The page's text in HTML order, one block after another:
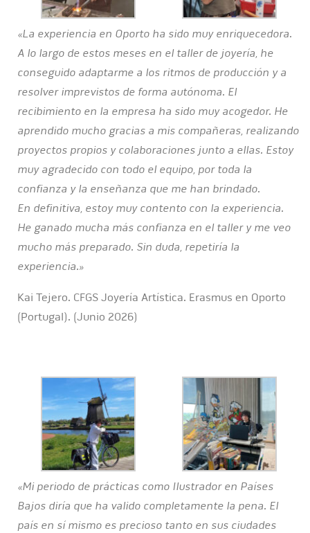
«La experiencia en Oporto ha sido muy enriquecedora.
A lo largo de estos meses en el taller de joyería, he
conseguido adaptarme a los ritmos de producción y a
resolver imprevistos de forma autónoma. El
recibimiento en la empresa ha sido muy acogedor. He
aprendido mucho gracias a mis compañeras, realizando
proyectos propios y colaboraciones junto a ellas. Estoy
muy agradecido con todo el equipo, por toda la
confianza y la enseñanza que me han brindado.
En definitiva, estoy muy contento con la experiencia.
He ganado mucha más confianza en el taller y me veo
mucho más preparado. Sin duda, repetiría la
experiencia.»
Kai Tejero. CFGS Joyería Artística. Erasmus en Oporto
(Portugal). (Junio 2026)
«Mi periodo de prácticas como Ilustrador en Países
Bajos diría que ha valido completamente la pena. El
país en sí mismo es precioso tanto en sus ciudades